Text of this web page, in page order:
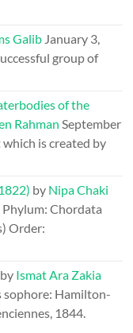
Galib January 3,
group of
of the
Rahman September
is created by
by Nipa Chaki
Chordata
Order:
by Ismat Ara Zakia
sophore: Hamilton-
1844.